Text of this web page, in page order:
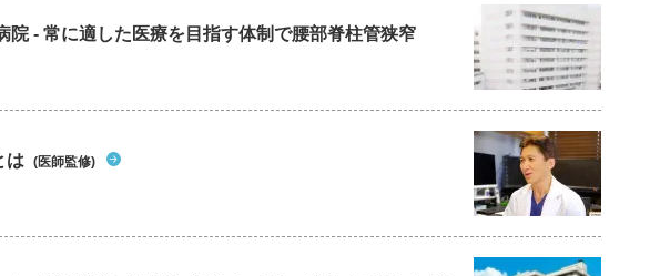
院 - 常に適した医療を目指す体制で腰部脊柱管狭窄
は (医師監修)